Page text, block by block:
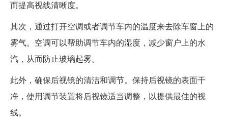
而提高视线清晰度。
其次，通过打开空调或者调节车内的温度来去除车窗上的
雾气。空调可以帮助调节车内的湿度，减少窗户上的水
汽，从而防止玻璃起雾。
此外，确保后视镜的清洁和调节。保持后视镜的表面干
净，使用调节装置将后视镜适当调整，以提供最佳的视
线。